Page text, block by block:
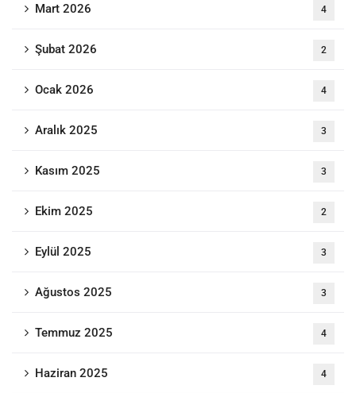
Mart 2026 4
Şubat 2026 2
Ocak 2026 4
Aralık 2025 3
Kasım 2025 3
Ekim 2025 2
Eylül 2025 3
Ağustos 2025 3
Temmuz 2025 4
Haziran 2025 4